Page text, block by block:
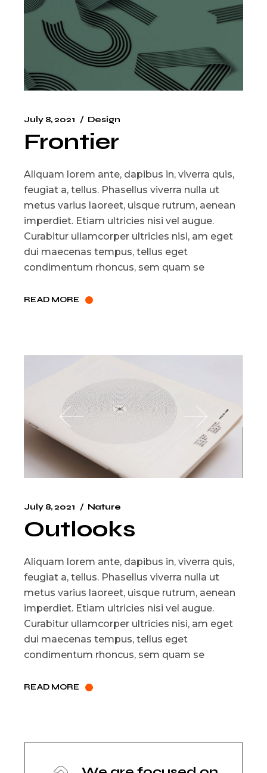
July 8, 2021 Design
Frontier
Aliquam lorem ante, dapibus in, viverra quis,
feugiat a, tellus. Phasellus viverra nulla ut
metus varius laoreet, uisque rutrum, aenean
imperdiet. Etiam ultricies nisi vel augue.
Curabitur ullamcorper ultricies nisi, am eget
dui maecenas tempus, tellus eget
condimentum rhoncus, sem quam se
READ MORE
July 8, 2021 Nature
Outlooks
Aliquam lorem ante, dapibus in, viverra quis,
feugiat a, tellus. Phasellus viverra nulla ut
metus varius laoreet, uisque rutrum, aenean
imperdiet. Etiam ultricies nisi vel augue.
Curabitur ullamcorper ultricies nisi, am eget
dui maecenas tempus, tellus eget
condimentum rhoncus, sem quam se
READ MORE